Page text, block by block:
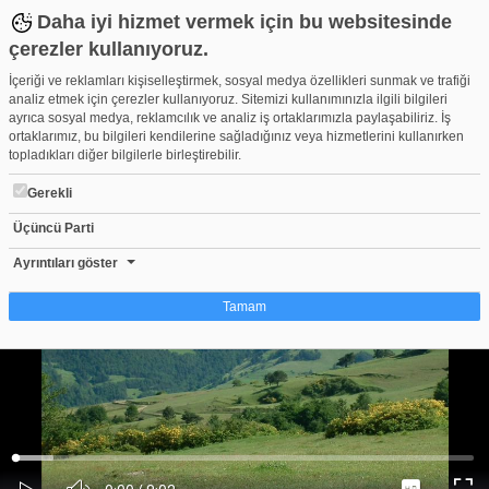
Daha iyi hizmet vermek için bu websitesinde
çerezler kullanıyoruz.
İçeriği ve reklamları kişiselleştirmek, sosyal medya özellikleri sunmak ve trafiği
analiz etmek için çerezler kullanıyoruz. Sitemizi kullanımınızla ilgili bilgileri
ayrıca sosyal medya, reklamcılık ve analiz iş ortaklarımızla paylaşabiliriz. İş
ortaklarımız, bu bilgileri kendilerine sağladığınız veya hizmetlerini kullanırken
topladıkları diğer bilgilerle birleştirebilir.
Gerekli
Üçüncü Parti
Ayrıntıları göster
Tamam
Çerez nedir?
Çerezler, web-sitelerinin, kullanıcıların deneyimlerini daha verimli hale getirmek
amacıyla kullandığı küçük metin dosyalarıdır. Yasalara göre, bu sitenin
işletilmesi için kesinlikle gerekli olan çerezleri cihazınıza yerleştirebiliyoruz.
Diğer çerez türleri için sizden izin almamız gerekiyor. Bu site farklı çerez türleri
kullanmaktadır. Bazı çerezler, sayfalarımızda yer alan üçüncü şahıs hizmetleri
tarafından yerleştirilir. İzniniz şu alanlar için geçerlidir: web.tv
Ses
Yüklendi:
0%
Yükleniyor:
ALAÇAM TANITIM VİDEO 2